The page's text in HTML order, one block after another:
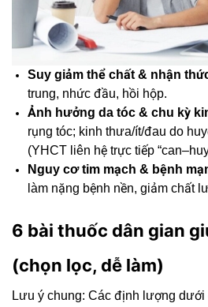
Suy giảm thể chất & nhận
trung, nhức đầu, hồi hộp.
Ảnh hưởng da tóc & chu kỳ
rụng tóc; kinh thưa/ít/đau do
(YHCT liên hệ trực tiếp
Nguy cơ tim mạch & bệnh
làm nặng bệnh nền, giảm chất
6 bài thuốc dân gian
(chọn lọc, dễ làm)
Lưu ý chung: Các định lượng dưới